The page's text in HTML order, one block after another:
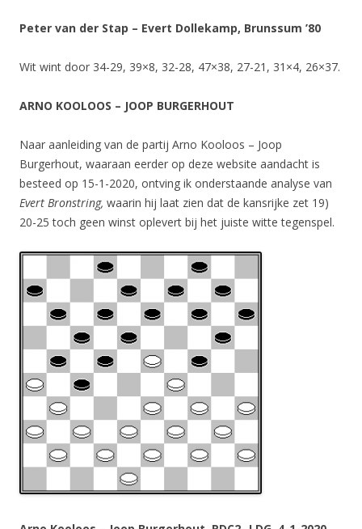
Peter van der Stap – Evert Dollekamp, Brunssum ’80
Wit wint door 34-29, 39×8, 32-28, 47×38, 27-21, 31×4, 26×37.
ARNO KOOLOOS – JOOP BURGERHOUT
Naar aanleiding van de partij Arno Kooloos – Joop
Burgerhout, waaraan eerder op deze website aandacht is
besteed op 15-1-2020, ontving ik onderstaande analyse van
Evert Bronstring, waarin hij laat zien dat de kansrijke zet 19)
20-25 toch geen winst oplevert bij het juiste witte tegenspel.